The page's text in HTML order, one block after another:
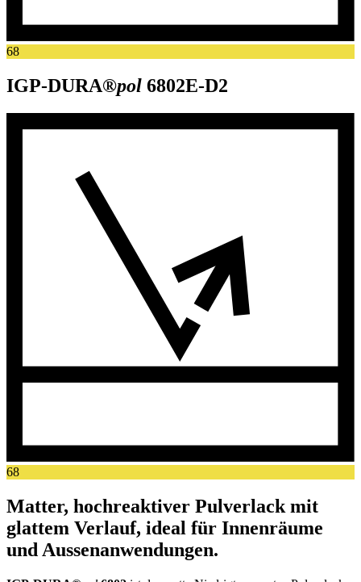
68
IGP-DURA®pol 6802E-D2
68
Matter, hochreaktiver Pulverlack mit
glattem Verlauf, ideal für Innenräume
und Aussenanwendungen.